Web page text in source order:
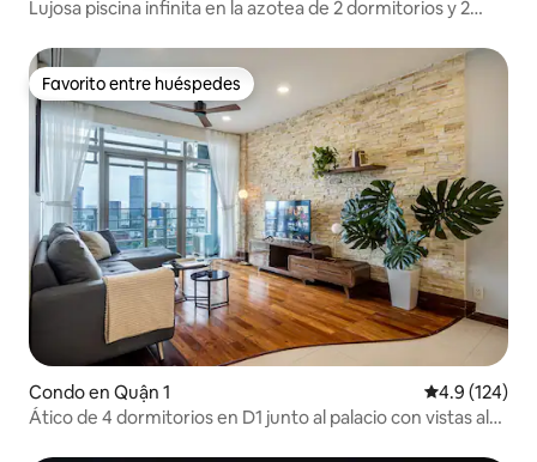
Lujosa piscina infinita en la azotea de 2 dormitorios y 2
Favorito entre huéspedes
Favorito entre huéspedes
Condo en Quận 1 Calificación
4.9 (124)
Ático de 4 dormitorios en D1 junto al palacio con vistas al